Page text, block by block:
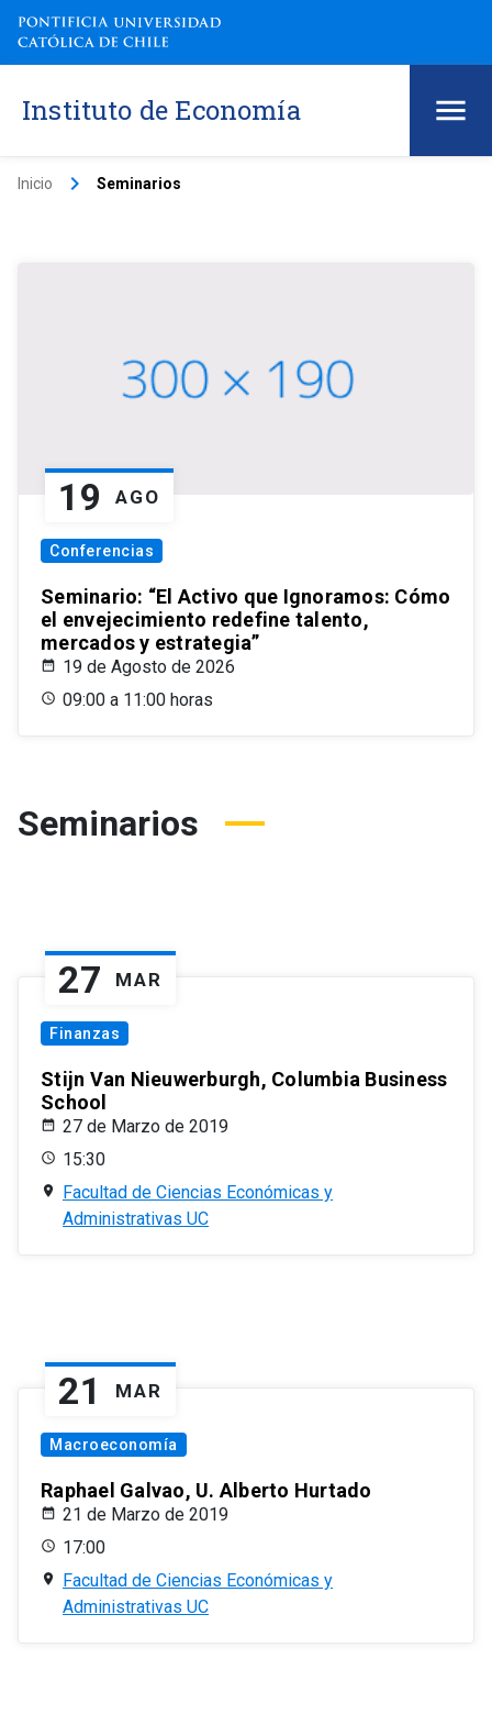
Instituto de Economía
Inicio keyboard_arrow_right Seminarios
19 AGO
Conferencias
Seminario: “El Activo que Ignoramos: Cómo
el envejecimiento redefine talento,
mercados y estrategia”
19 de Agosto de 2026
09:00 a 11:00 horas
Seminarios
27 MAR
Finanzas
Stijn Van Nieuwerburgh, Columbia Business
School
27 de Marzo de 2019
15:30
Facultad de Ciencias Económicas y
Administrativas UC
21 MAR
Macroeconomía
Raphael Galvao, U. Alberto Hurtado
21 de Marzo de 2019
17:00
Facultad de Ciencias Económicas y
Administrativas UC